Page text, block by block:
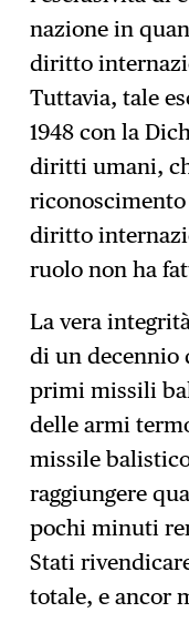
nazione in
diritto
Tuttavia, tale
1948 con la
diritti umani,
diritto
ruolo non ha
La vera
di un decennio
primi missili
delle armi
missile
raggiungere
pochi minuti
Stati
totale, e ancor